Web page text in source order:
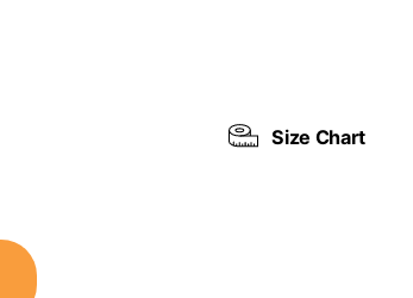
Size Chart